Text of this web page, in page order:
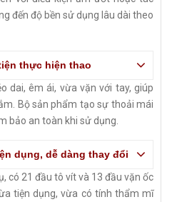
đến độ bền sử dụng lâu dài theo
thực hiện thao
dai, êm ái, vừa vặn với tay, giúp
Bộ sản phẩm tạo sự thoải mái
bảo an toàn khi sử dụng.
dụng, dễ dàng thay đổi
có 21 đầu tô vít và 13 đầu vặn ốc
tiện dụng, vừa có tính thẩm mĩ